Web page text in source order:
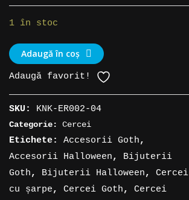
1 în stoc
Cantitate
Adaugă în coș
Adaugă favorit!
SKU: KNK-ER002-04
Categorie: Cercei
Etichete: Accesorii Goth,
Accesorii Halloween, Bijuterii
Goth, Bijuterii Halloween, Cercei
cu șarpe, Cercei Goth, Cercei